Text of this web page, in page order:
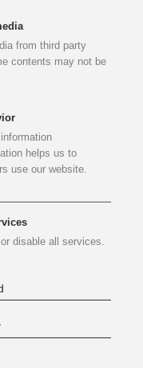
Kesselfundament
Sockel im Bereich
Der
wurden die
weitergeführt
der Vertiefung
integrativer
Punktwolke erstellt,
from third party
contents may not be
helps us to
use our website.
disable all services.